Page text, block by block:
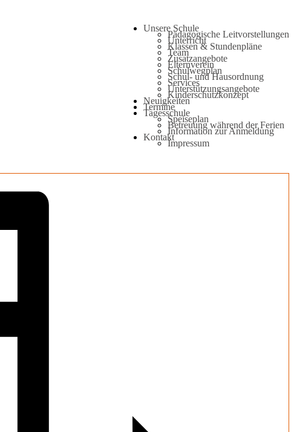
Unsere Schule
Pädagogische Leitvorstellungen
Unterricht
Klassen & Stundenpläne
Team
Zusatzangebote
Elternverein
Schulwegplan
Schul- und Hausordnung
Services
Unterstützungsangebote
Kinderschutzkonzept
Neuigkeiten
Termine
Tagesschule
Speiseplan
Betreuung während der Ferien
Information zur Anmeldung
Kontakt
Impressum